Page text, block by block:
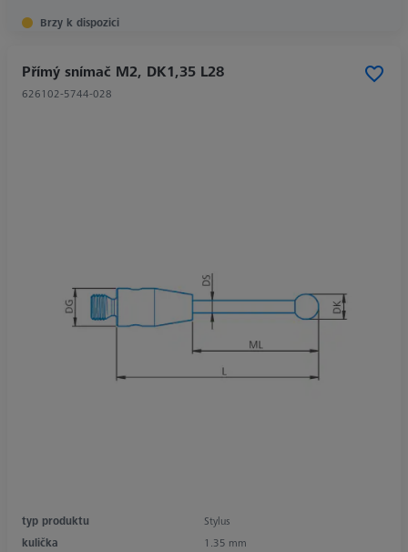
Brzy k dispozici
Přímý snímač M2, DK1,35 L28
626102-5744-028
typ produktu
Stylus
kulička
1.35 mm